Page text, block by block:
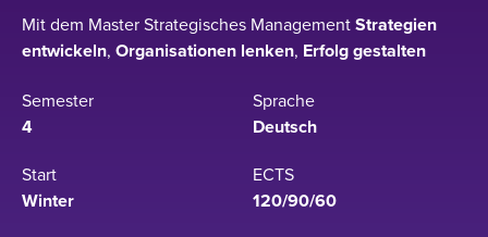
Mit dem Master Strategisches Management Strategien
entwickeln, Organisationen lenken, Erfolg gestalten
Semester
4
Sprache
Deutsch
Start
Winter
ECTS
120/90/60